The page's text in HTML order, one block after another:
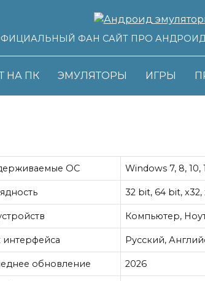
ФАН САЙТ ПРО
НА ПК ЭМУЛЯТОРЫ ИГРЫ
ОС Windows 7, 8, 10,
32 bit, 64 bit, x32,
Компьютер,
интерфейса Русский,
обновление 2026